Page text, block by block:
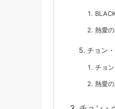
熱愛
チョン
チョ
熱愛